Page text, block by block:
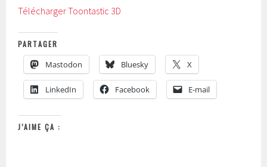
Télécharger Toontastic 3D
PARTAGER
Mastodon Bluesky X
LinkedIn Facebook E-mail
J’AIME ÇA :